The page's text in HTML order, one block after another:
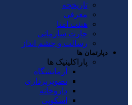
تاریخچه
معرفی
هیئت امنا
چارت سازمانی
رسالت و چشم انداز
دپارتمان ها
پاراکلینیک ها
آزمایشگاه
تصویربرداری
داروخانه
اسکوپی